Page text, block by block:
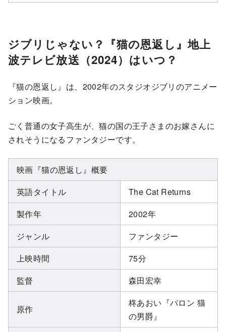
ジブリじゃない？『猫の恩返し』地上
波テレビ放送（2024）はいつ？
『猫の恩返し』は、2002年のスタジオジブリのアニメー
ション映画。
ごく普通の女子高生が、猫の国の王子さまのお嫁さんに
されそうになるファンタジーです。
映画『猫の恩返し』概要
英語タイトル
The Cat Returns
製作年
2002年
ジャンル
ファンタジー
上映時間
75分
監督
森田宏幸
原作
柊あおい『バロン 猫
の男爵』